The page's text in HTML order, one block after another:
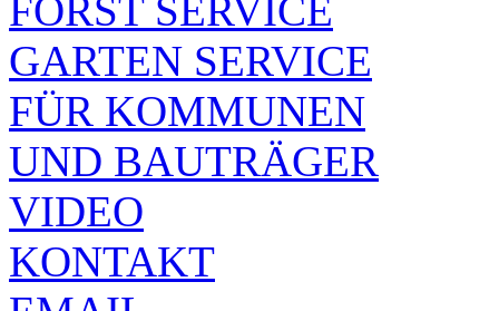
FORST SERVICE
GARTEN SERVICE
FÜR KOMMUNEN
UND BAUTRÄGER
VIDEO
KONTAKT